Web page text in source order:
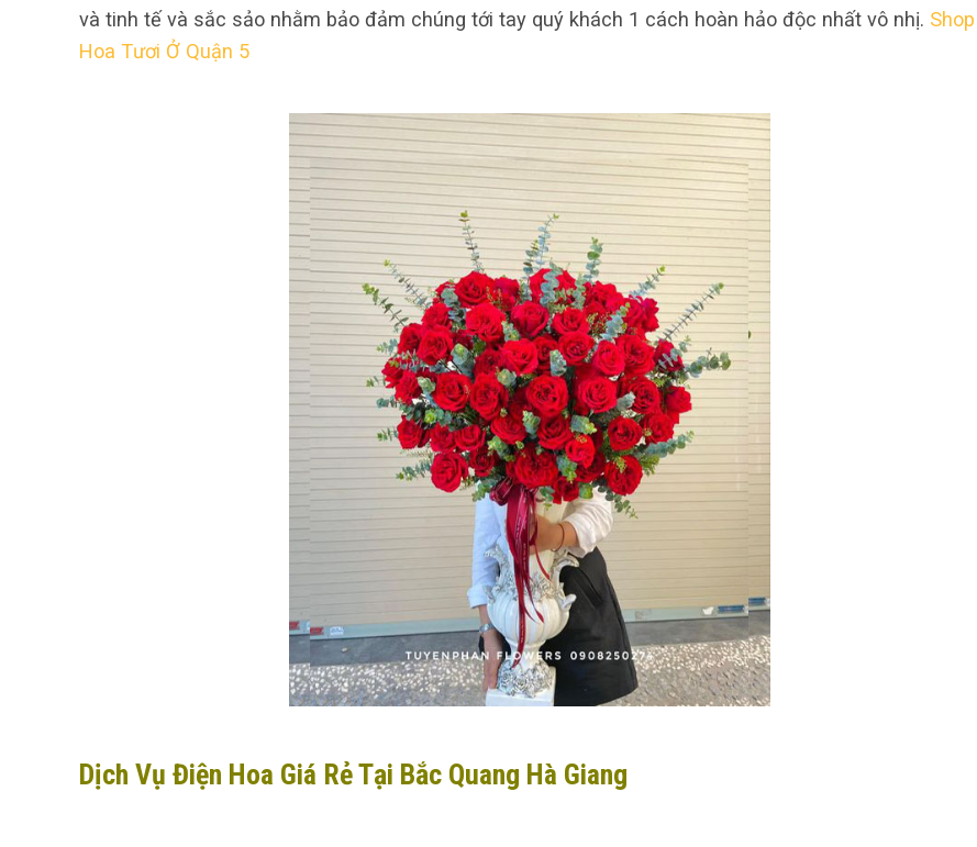
và tinh tế và sắc sảo nhằm bảo đảm chúng tới tay quý khách 1 cách hoàn hảo độc nhất vô nhị. Shop
Hoa Tươi Ở Quận 5
Dịch Vụ Điện Hoa Giá Rẻ Tại Bắc Quang Hà Giang